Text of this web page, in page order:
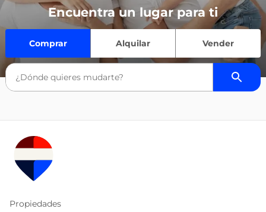
Encuentra un lugar para ti
Comprar Alquilar Vender
Propiedades